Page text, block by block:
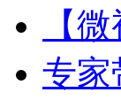
【
专家